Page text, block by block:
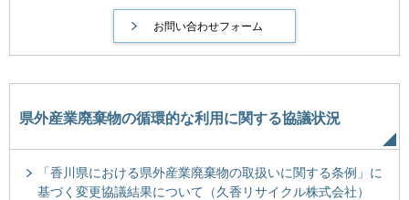
県外産業廃棄物の循環的な利用に関する協議状況
「香川県における県外産業廃棄物の取扱いに関する条例」に
基づく変更協議結果について（久香リサイクル株式会社）